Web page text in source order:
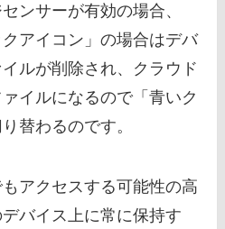
ンサーが有効の場合、
クアイコン」の場合はデバ
ルが削除され、クラウド
イルになるので「青いク
替わるのです。
アクセスする可能性の高
バイス上に常に保持す